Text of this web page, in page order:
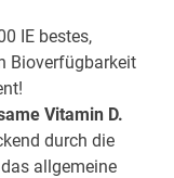
IE bestes,
Bioverfügbarkeit
Vitamin D.
durch die
allgemeine